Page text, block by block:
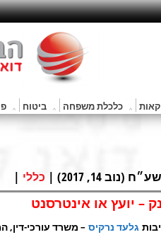
כלכלת משפחה ביטוח
14, 2017) | כללי |
– יועץ או אינטרסנט
גלעד נרקיס – משרד עורכי-